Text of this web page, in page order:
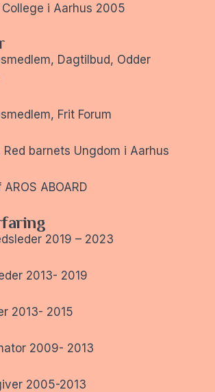
i Aarhus 2005
Dagtilbud, Odder
Frit Forum
Red barnets Ungdom i Aarhus
ABOARD
2019 – 2023
2013- 2019
2013- 2015
2009- 2013
2005-2013